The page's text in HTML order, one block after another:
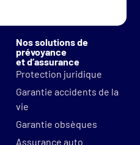
Nos solutions de
prévoyance
et d’assurance
Protection juridique
Garantie accidents de la
vie
Garantie obsèques
Assurance auto